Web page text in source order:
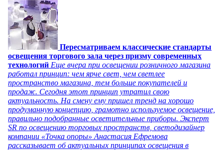
Пересматриваем классические стандарты
освещения торгового зала через призму современных
технологий Еще вчера при освещении розничного магазина
работал принцип: чем ярче свет, чем светлее
пространство магазина, тем больше покупателей и
продаж. Сегодня этот принцип утратил свою
актуальность. На смену ему пришел тренд на хорошо
продуманную концепцию, грамотно используемое освещение,
правильно подобранные осветительные приборы. Эксперт
SR по освещению торговых пространств, светодизайнер
компании «Точка опоры» Анастасия Ефремова
рассказывает об актуальных принципах освещения в